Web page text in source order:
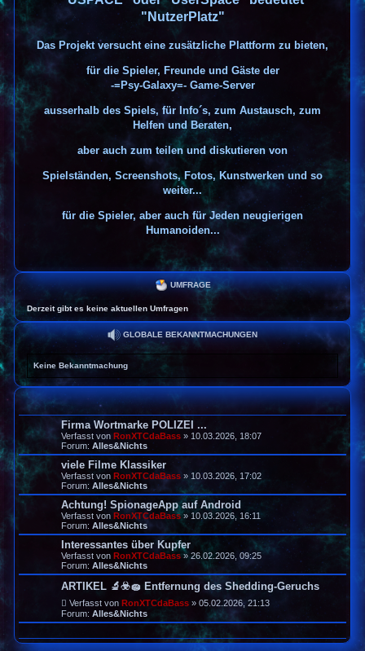
"NutzerPlatz"
Das Projekt versucht eine zusätzliche Plattform zu bieten,
für die Spieler, Freunde und Gäste der
-=Psy-Galaxy=- Game-Server
ausserhalb des Spiels, für Info´s, zum Austausch, zum
Helfen und Beraten,
aber auch zum teilen und diskutieren von
Spielständen, Screenshots, Fotos, Kunstwerken und so
weiter...
für die Spieler, aber auch für Jeden neugierigen
Humanoiden...
UMFRAGE
Derzeit gibt es keine aktuellen Umfragen
GLOBALE BEKANNTMACHUNGEN
Keine Bekanntmachung
Firma Wortmarke POLIZEI ...
Verfasst von RonXTCdaBass » 10.03.2026, 18:07
Forum: Alles&Nichts
viele Filme Klassiker
Verfasst von RonXTCdaBass » 10.03.2026, 17:02
Forum: Alles&Nichts
Achtung! SpionageApp auf Android
Verfasst von RonXTCdaBass» 10.03.2026, 16:11
Forum: Alles&Nichts
Interessantes über Kupfer
Verfasst von RonXTCdaBass » 26.02.2026, 09:25
Forum: Alles&Nichts
ARTIKEL 🔬☣️🧽 Entfernung des Shedding-Geruchs
Verfasst von RonXTCdaBass » 05.02.2026, 21:13
Forum: Alles&Nichts